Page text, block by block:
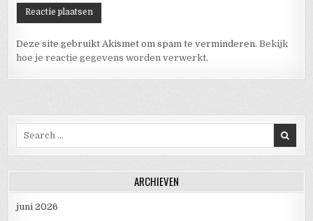
Deze site gebruikt Akismet om spam te verminderen.Bekijk
hoe je reactie gegevens worden verwerkt.
ARCHIEVEN
juni 2026